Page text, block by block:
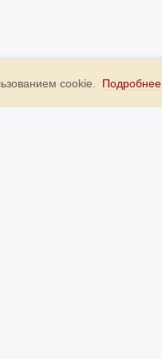
cookie. Подробнее